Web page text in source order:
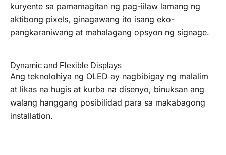
kuryente sa pamamagitan ng pag-iilaw lamang ng
aktibong pixels, ginagawang ito isang eko-
pangkaraniwang at mahalagang opsyon ng signage.
Dynamic and Flexible Displays
Ang teknolohiya ng OLED ay nagbibigay ng malalim
at likas na hugis at kurba na disenyo, binuksan ang
walang hanggang posibilidad para sa makabagong
installation.